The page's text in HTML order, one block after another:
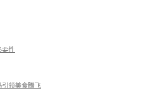
性
领美食腾飞